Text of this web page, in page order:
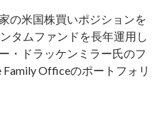
の米国株買いポジションを
タムファンドを長年運用し
・ドラッケンミラー氏のフ
Officeのポートフォリ
、NVIDIAの次のAI銘柄の